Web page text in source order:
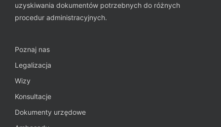
uzyskiwania dokumentów potrzebnych do różnych
procedur administracyjnych.
Poznaj nas
Legalizacja
Wizy
Konsultacje
Dokumenty urzędowe